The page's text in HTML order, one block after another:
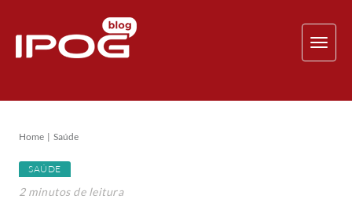
Home Saúde
SAÚDE
2 minutosde leitura